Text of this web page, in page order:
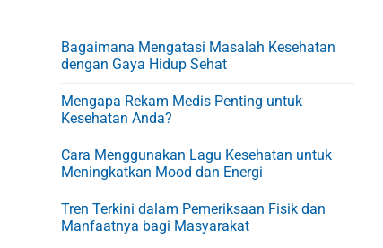
Bagaimana Mengatasi Masalah Kesehatan
dengan Gaya Hidup Sehat
Mengapa Rekam Medis Penting untuk
Kesehatan Anda?
Cara Menggunakan Lagu Kesehatan untuk
Meningkatkan Mood dan Energi
Tren Terkini dalam Pemeriksaan Fisik dan
Manfaatnya bagi Masyarakat